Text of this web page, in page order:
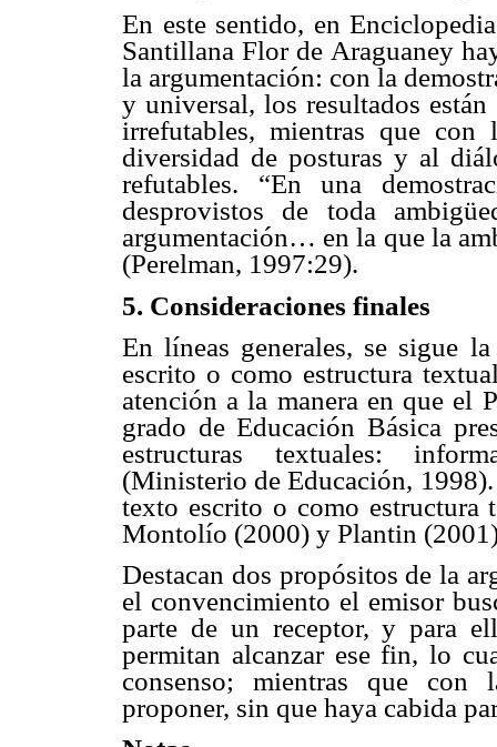
En este sentido, en
Santillana Flor de Araguaney
la argumentación: con la
y universal, los resultados
irrefutables, mientras que con
diversidad de posturas y al
refutables. “En una
desprovistos de toda
argumentación… en la que la
(Perelman, 1997:29).
5. Consideraciones finales
En líneas generales, se sigue
escrito o como estructura
atención a la manera en que el
grado de Educación Básica
estructuras textuales:
(Ministerio de Educación,
texto escrito o como estructura
Montolío (2000) y Plantin
Destacan dos propósitos de la
el convencimiento el emisor
parte de un receptor, y para
permitan alcanzar ese fin, lo
consenso; mientras que con
proponer, sin que haya cabida